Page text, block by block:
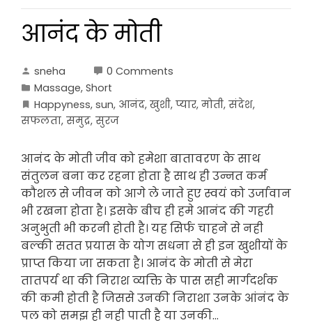
आनंद के मोती
sneha
0 Comments
Massage, Short
Happyness, sun, आनंद, खुशी, प्यार, मोती, संदेश,
सफलता, समुद्र, सुरज
आनंद के मोती जीव को हमेशा बातावरण के साथ
संतुलन बना कर रहना होता है साथ ही उन्नत कर्म
कौशल से जीवन को आगे ले जाते हुए स्वयं को उर्जावान
भी रखना होता है। इसके बीच ही हमे आनंद की गहरी
अनुभुती भी करनी होती है। यह सिर्फ चाहने से नही
बल्की सतत प्रयास के योग सधना से ही इन खुशीयों के
प्राप्त किया जा सकता है। आनंद के मोती से मेरा
तातपर्य था की निराश व्यक्ति के पास सही मार्गदर्शक
की कमी होती है जिससे उनकी निराशा उनके आंनंद के
पल को समझ ही नही पाती है या उनकी…